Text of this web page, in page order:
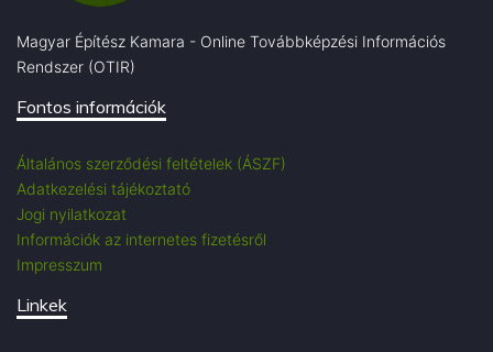
Magyar Építész Kamara - Online Továbbképzési Információs
Rendszer (OTIR)
Fontos információk
Általános szerződési feltételek (ÁSZF)
Adatkezelési tájékoztató
Jogi nyilatkozat
Információk az internetes fizetésről
Impresszum
Linkek